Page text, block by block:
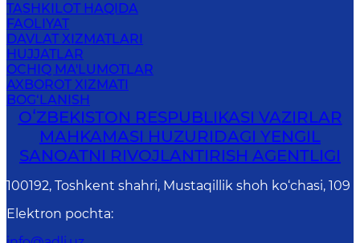
TASHKILOT HAQIDA
FAOLIYAT
DAVLAT XIZMATLARI
HUJJATLAR
OCHIQ MA'LUMOTLAR
AXBOROT XIZMATI
BOG‘LANISH
OʻZBEKISTON RESPUBLIKASI VAZIRLAR
MAHKAMASI HUZURIDAGI YENGIL
SANOATNI RIVOJLANTIRISH AGENTLIGI
100192, Toshkent shahri, Mustaqillik shoh ko‘chasi, 109
Elektron pochta: